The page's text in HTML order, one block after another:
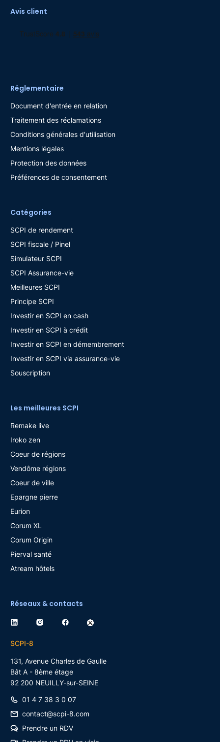
Avis client
Réglementaire
Document d'entrée en relation
Traitement des réclamations
Conditions générales d'utilisation
Mentions légales
Protection des données
Préférences de consentement
Catégories
SCPI de rendement
SCPI fiscale / Pinel
Simulateur SCPI
SCPI Assurance-vie
Meilleures SCPI
Principe SCPI
Investir en SCPI en cash
Investir en SCPI à crédit
Investir en SCPI en démembrement
Investir en SCPI via assurance-vie
Souscription
Les meilleures SCPI
Remake live
Iroko zen
Coeur de régions
Vendôme régions
Coeur de ville
Epargne pierre
Eurion
Corum XL
Corum Origin
Pierval santé
Atream hôtels
Réseaux & contacts
SCPI-8
131, Avenue Charles de Gaulle
Bât A - 8ème étage
92 200 NEUILLY-sur-SEINE
01 4 7 38 3 0 07
contact@scpi-8.com
Prendre un RDV